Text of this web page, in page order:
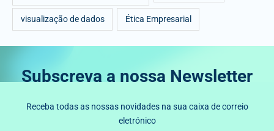
visualização de dados Ética Empresarial
Subscreva a nossa Newsletter
Receba todas as nossas novidades na sua caixa de correio
eletrónico